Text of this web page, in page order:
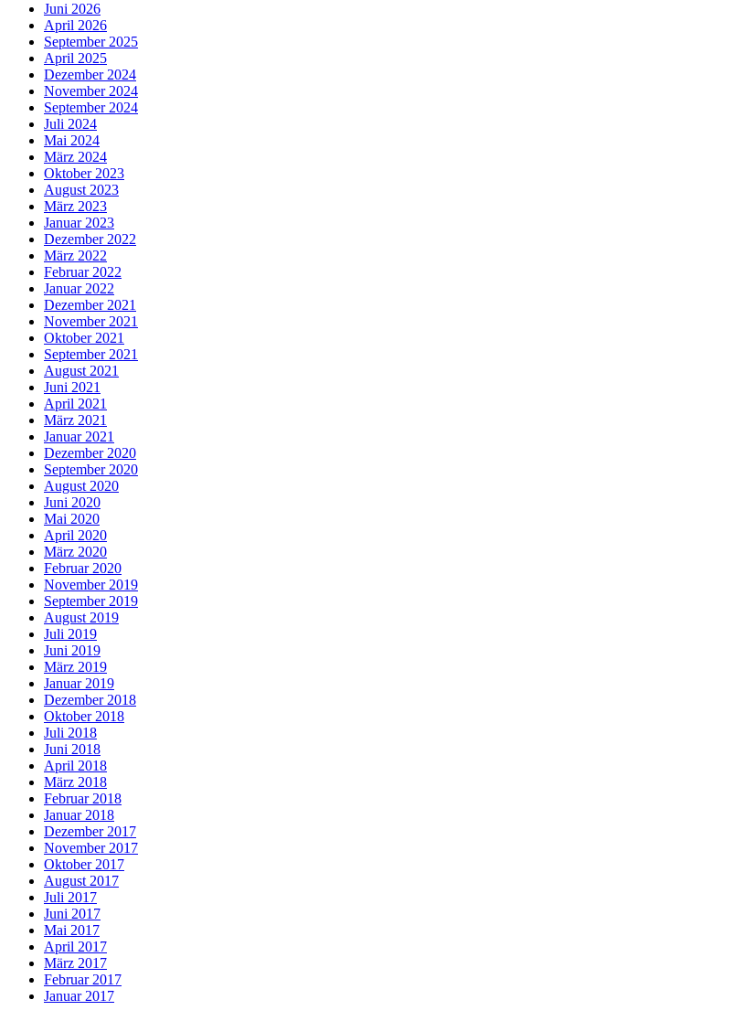
Juni 2026
April 2026
September 2025
April 2025
Dezember 2024
November 2024
September 2024
Juli 2024
Mai 2024
März 2024
Oktober 2023
August 2023
März 2023
Januar 2023
Dezember 2022
März 2022
Februar 2022
Januar 2022
Dezember 2021
November 2021
Oktober 2021
September 2021
August 2021
Juni 2021
April 2021
März 2021
Januar 2021
Dezember 2020
September 2020
August 2020
Juni 2020
Mai 2020
April 2020
März 2020
Februar 2020
November 2019
September 2019
August 2019
Juli 2019
Juni 2019
März 2019
Januar 2019
Dezember 2018
Oktober 2018
Juli 2018
Juni 2018
April 2018
März 2018
Februar 2018
Januar 2018
Dezember 2017
November 2017
Oktober 2017
August 2017
Juli 2017
Juni 2017
Mai 2017
April 2017
März 2017
Februar 2017
Januar 2017